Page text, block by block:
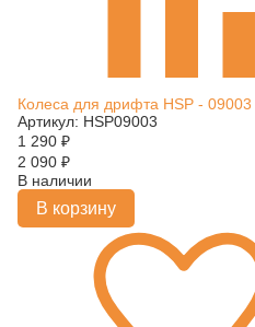
Колеса для дрифта HSP - 09003
Артикул: HSP09003
1 290 ₽
2 090 ₽
В наличии
В корзину